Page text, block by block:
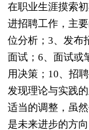
在职业生涯摸索
进招聘工作，主
位分析；3、发布
面试；6、面试或
用决策；10、招
发现理论与实践
适当的调整，虽
是未来进步的方向